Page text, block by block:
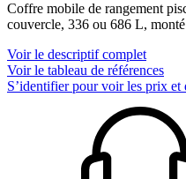
Coffre mobile de rangement
couvercle, 336 ou 686 L,
Voir le descriptif complet
Voir le tableau de références
S’identifier pour voir les prix et